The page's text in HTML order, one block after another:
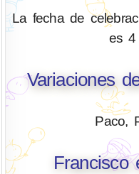
La fecha de
es 4
Variaciones
Paco,
Francisco